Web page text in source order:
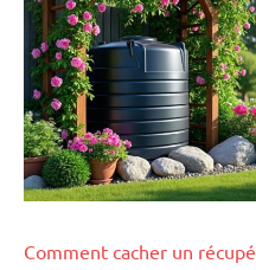
Comment cacher un